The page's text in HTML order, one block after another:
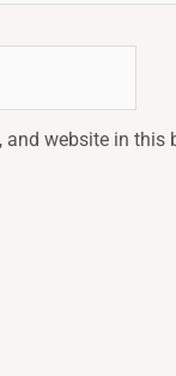
and website in